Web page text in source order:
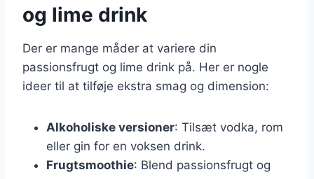
og lime drink
Der er mange måder at variere din
passionsfrugt og lime drink på. Her er nogle
ideer til at tilføje ekstra smag og dimension:
Alkoholiske versioner: Tilsæt vodka, rom
eller gin for en voksen drink.
Frugtsmoothie: Blend passionsfrugt og